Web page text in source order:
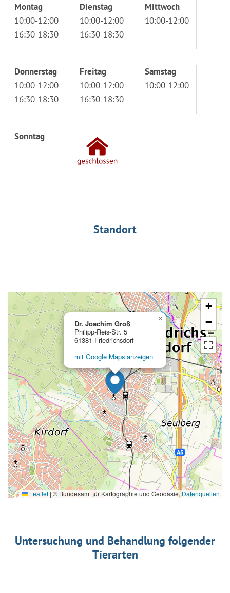
Montag
10:00-12:00
16:30-18:30
Dienstag
10:00-12:00
16:30-18:30
Mittwoch
10:00-12:00
Donnerstag
10:00-12:00
16:30-18:30
Freitag
10:00-12:00
16:30-18:30
Samstag
10:00-12:00
Sonntag
Standort
Dr. Joachim Groß
Philipp-Reis-Str. 5
61381 Friedrichsdorf
mit Google Maps anzeigen
×
+
−
Leaflet |© Bundesamt für Kartographie und Geodäsie, Datenquellen
Untersuchung und Behandlung folgender
Tierarten